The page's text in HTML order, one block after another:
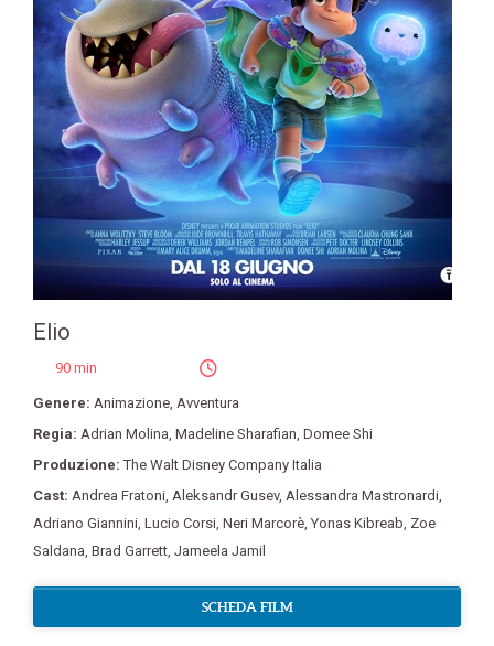
Elio
90 min
Genere: Animazione Avventura
Regia: Adrian Molina Madeline Sharafian Domee Shi
Produzione:The Walt Disney Company Italia
Cast: Andrea Fratoni Aleksandr Gusev, Alessandra Mastronardi
Adriano Giannini Lucio Corsi Neri Marcorè Yonas Kibreab Zoe
Saldana Brad Garrett Jameela Jamil
SCHEDA FILM